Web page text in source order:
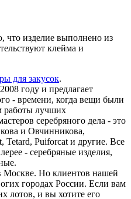
что изделие выполнено из
клейма и
для закусок.
году и предлагает
- времени, когда вещи были
работы лучших
серебряного дела - это
и Овчинникова,
Tetard, Puiforcat и другие. Все
- серебряные изделия,
Москве. Но клиентов нашей
городах России. Если вам
лотов, и вы хотите его